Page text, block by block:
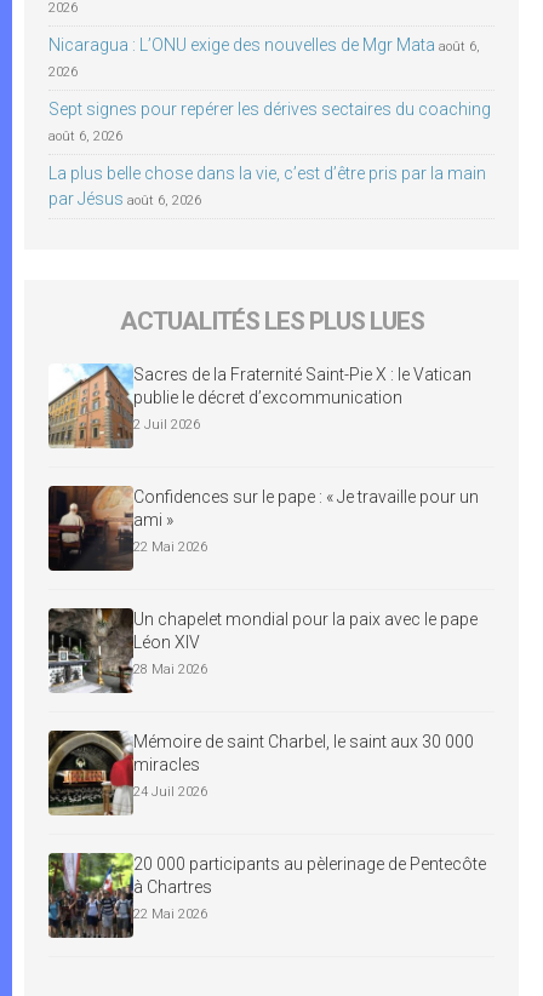
2026
Nicaragua : L’ONU exige des nouvelles de Mgr Mata août 6,
2026
Sept signes pour repérer les dérives sectaires du coaching
août 6, 2026
La plus belle chose dans la vie, c’est d’être pris par la main
par Jésus août 6, 2026
ACTUALITÉS LES PLUS LUES
Sacres de la Fraternité Saint-Pie X : le Vatican
publie le décret d’excommunication
2 Juil 2026
Confidences sur le pape : « Je travaille pour un
ami »
22 Mai 2026
Un chapelet mondial pour la paix avec le pape
Léon XIV
28 Mai 2026
Mémoire de saint Charbel, le saint aux 30 000
miracles
24 Juil 2026
20 000 participants au pèlerinage de Pentecôte
à Chartres
22 Mai 2026